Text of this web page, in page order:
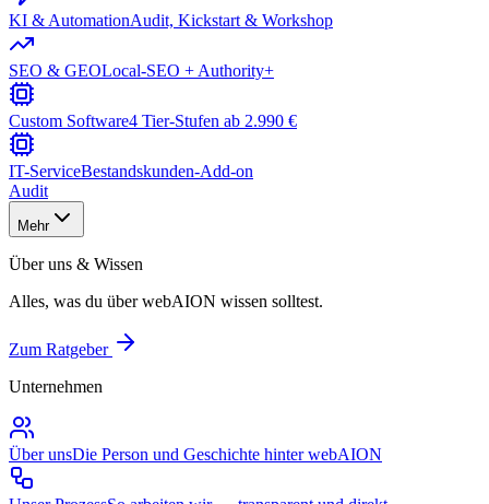
KI & AutomationAudit, Kickstart & Workshop
SEO & GEOLocal-SEO + Authority+
Custom Software4 Tier-Stufen ab 2.990 €
IT-ServiceBestandskunden-Add-on
Audit
Mehr
Über uns & Wissen
Alles, was du über webAION wissen solltest.
Zum Ratgeber
Unternehmen
Über unsDie Person und Geschichte hinter webAION